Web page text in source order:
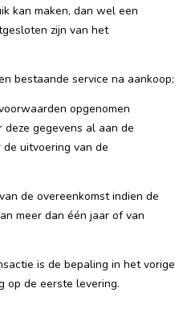
kan maken, dan wel een
zijn van het
bestaande service na aankoop;
opgenomen
deze gegevens al aan de
uitvoering van de
de overeenkomst indien de
meer dan één jaar of van
is de bepaling in het vorige
op de eerste levering.